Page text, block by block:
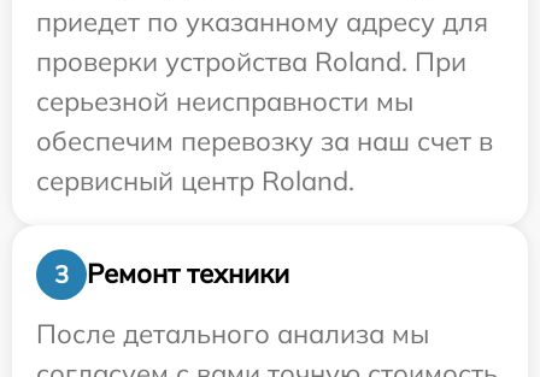
приедет по указанному адресу для
проверки устройства Roland. При
серьезной неисправности мы
обеспечим перевозку за наш счет в
сервисный центр Roland.
3
Ремонт техники
После детального анализа мы